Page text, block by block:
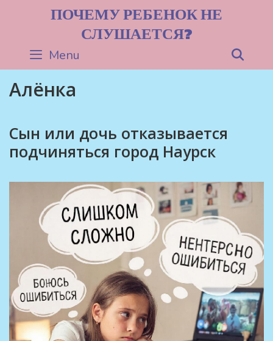
ПОЧЕМУ РЕБЕНОК НЕ
СЛУШАЕТСЯ?
Menu
Алёнка
Сын или дочь отказывается
подчиняться город Наурск